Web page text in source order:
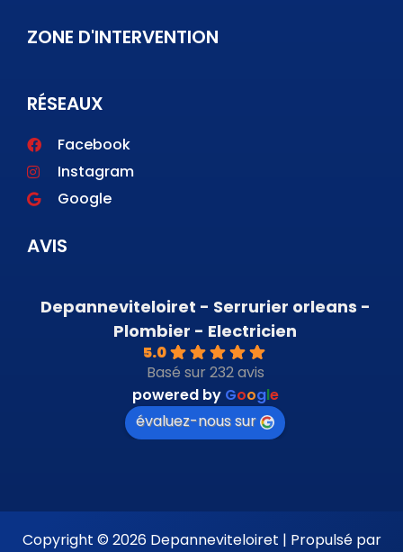
ZONE D'INTERVENTION
RÉSEAUX
Facebook
Instagram
Google
AVIS
Depanneviteloiret - Serrurier orleans -
Plombier - Electricien
5.0
Basé sur 232 avis
powered by Google
évaluez-nous sur
Copyright © 2026 Depanneviteloiret | Propulsé par